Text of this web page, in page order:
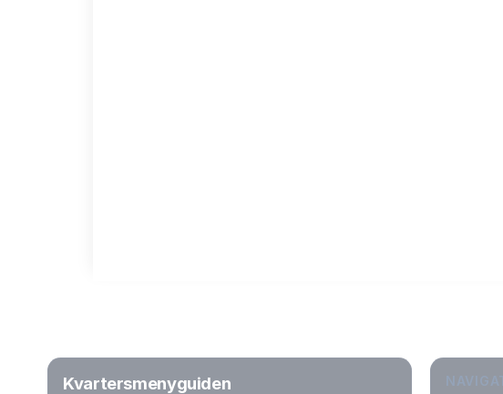
Kvartersmenyguiden